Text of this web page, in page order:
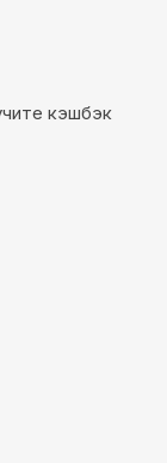
кэшбэк